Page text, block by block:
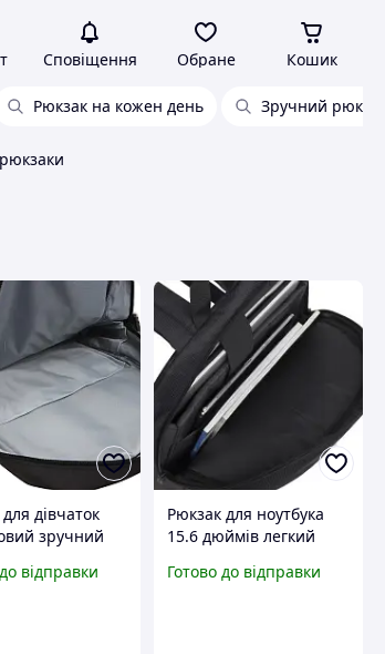
Сповіщення Обране Кошик
Рюкзак на кожен день Зручний
дівчаток
зручний
та активного
відправки
Рюкзак для ноутбука
15.6 дюймів легкий
професіоналів з
Готово до відправки